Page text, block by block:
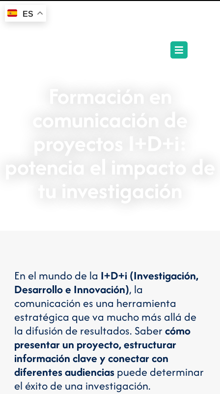
ES
Formación en
comunicación de
potencia el impacto de
tu investigación
En el mundo de la I+D+i (Investigación,
Desarrollo e Innovación), la
comunicación es una herramienta
estratégica que va mucho más allá de
la difusión de resultados. Sabercómo
presentar un proyecto, estructurar
información clave y conectar con
diferentes audienciaspuede determinar
el éxito de una investigación.